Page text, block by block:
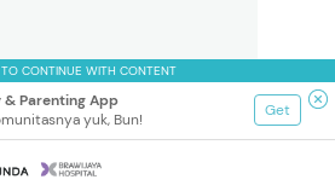
CONTINUE WITH CONTENT
& Parenting App
yuk, Bun!
Get